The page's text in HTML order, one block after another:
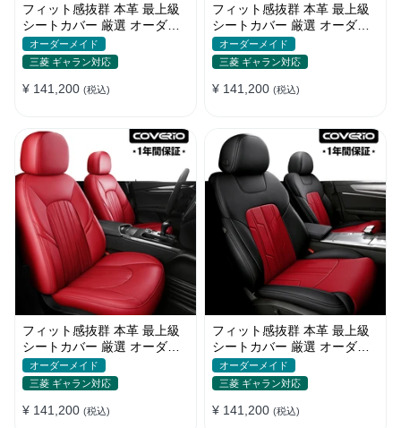
フィット感抜群 本革 最上級
シートカバー 厳選 オーダー
メイド 防水 雰囲気 全席セッ
ト
オーダーメイド
三菱 ギャラン対応
¥ 141,200 (税込)
フィット感抜群 本革 最上級
シートカバー 厳選 オーダー
メイド 防水 雰囲気 全席セッ
ト
オーダーメイド
三菱 ギャラン対応
¥ 141,200 (税込)
フィット感抜群 本革 最上級
シートカバー 厳選 オーダー
メイド 防水 汚れ防止 全席セ
ット
オーダーメイド
三菱 ギャラン対応
¥ 141,200 (税込)
フィット感抜群 本革 最上級
シートカバー 厳選 オーダー
メイド 防水 雰囲気 全席セッ
ト
オーダーメイド
三菱 ギャラン対応
¥ 141,200 (税込)